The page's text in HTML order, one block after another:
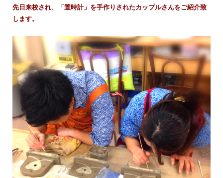
先日来校され、「置時計」を手作りされたカップルさんをご紹介致
します。